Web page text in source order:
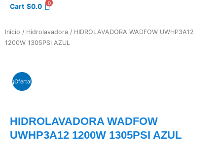
Cart $0.0 0
Inicio / Hidrolavadora / HIDROLAVADORA WADFOW UWHP3A12
1200W 1305PSI AZUL
¡Oferta!
HIDROLAVADORA WADFOW
UWHP3A12 1200W 1305PSI AZUL